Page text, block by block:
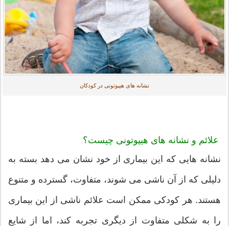
نشانه های هیپوتونی در کودکان
علائم و نشانه های هیپوتونی چیست؟
نشانه هایی که این بیماری از خود نشان می دهد بسته به
دلیلی که از آن ناشی می شوند، متفاوت، گسترده و متنوع
هستند. هر کودکی ممکن است علائم ناشی از این بیماری
را به شکلی متفاوت از دیگری تجربه کند، اما از شایع